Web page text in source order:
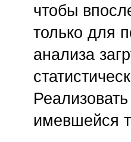
чтобы
только для
анализа
имевшейся